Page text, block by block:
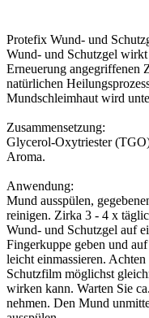
Protefix Wund- und
Wund- und Schutzgel
Erneuerung angegriffenen
natürlichen
Mundschleimhaut wird
Zusammensetzung:
Glycerol-Oxytriester
Aroma.
Anwendung:
Mund ausspülen,
reinigen. Zirka 3 - 4 x
Wund- und Schutzgel auf
Fingerkuppe geben und
leicht einmassieren.
Schutzfilm möglichst
wirken kann. Warten Sie
nehmen. Den Mund